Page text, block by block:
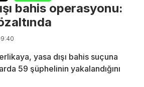
bahis operasyonu:
yasa dışı bahis suçuna
59 şüphelinin yakalandığını